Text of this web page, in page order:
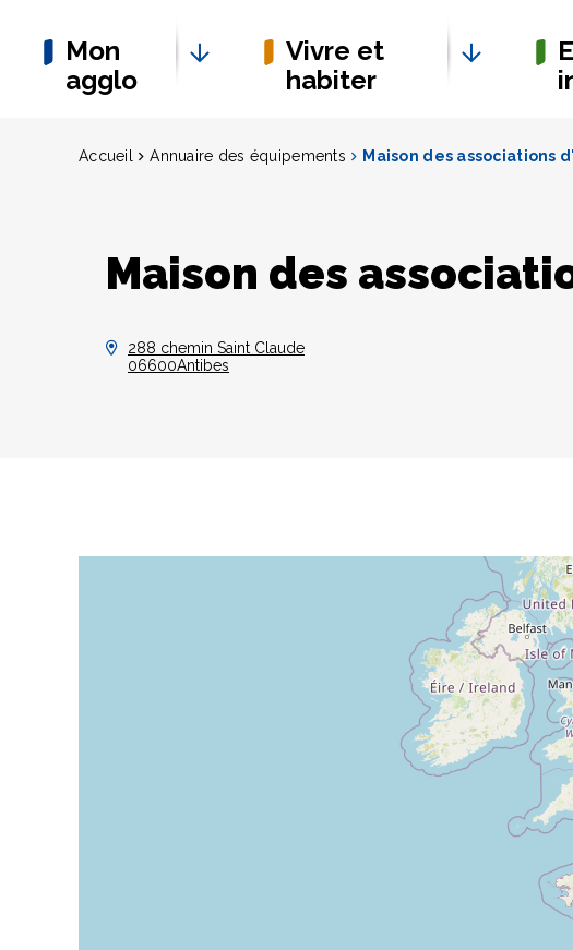
Mon
agglo
Vivre et
habiter
Accueil Annuaire des équipements Maison des associations
Maison des
288 chemin Saint Claude
06600Antibes